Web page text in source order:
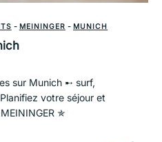
- MEININGER - MUNICH
sur Munich ➸ surf,
votre séjour et
✯